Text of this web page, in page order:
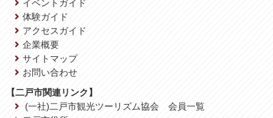
イベントガイド
体験ガイド
アクセスガイド
企業概要
サイトマップ
お問い合わせ
【二戸市関連リンク】
(一社)二戸市観光ツーリズム協会 会員一覧